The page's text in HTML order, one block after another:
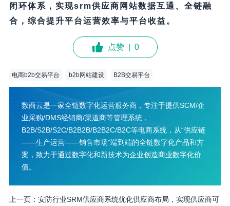
闭环体系，实现srm供应商网站数据互通、全链融
合，综合提升平台运营效率与平台收益。
点赞 0
电商b2b交易平台 b2b网站建设 B2B交易平台
数商云是一家全链数字化运营服务商，专注于提供SCM/企
业采购/DMS经销商/渠道商等管理系统，
B2B/S2B/S2C/B2B2B/B2B2C/B2C等电商系统，从“供应链
——生产运营——销售市场”端到端的全链数字化产品和方
案，致力于通过数字化和新技术为企业创造商业数字化价
值。
上一页： 安防行业SRM供应商系统优化供应商布局，实现供应商可